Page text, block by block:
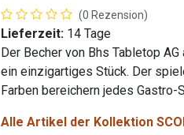
(0 Rezension)
Lieferzeit: 14 Tage
Der Becher von Bhs Tabletop
ein einzigartiges Stück. Der
Farben bereichern jedes Gastro-
Alle Artikel der Kollektion